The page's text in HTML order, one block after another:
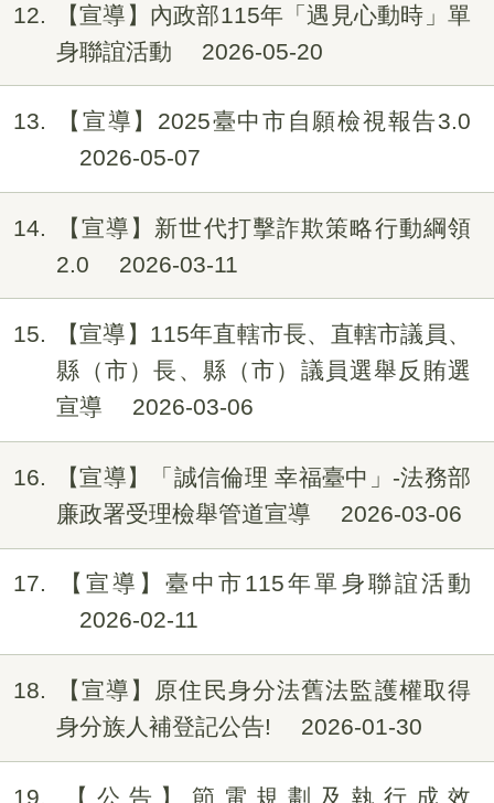
12
【宣導】內政部115年「遇見心動時」單
身聯誼活動
2026-05-20
13
【宣導】2025臺中市自願檢視報告3.0
2026-05-07
14
【宣導】新世代打擊詐欺策略行動綱領
2.0
2026-03-11
15
【宣導】115年直轄市長、直轄市議員、
縣（市）長、縣（市）議員選舉反賄選
宣導
2026-03-06
16
【宣導】「誠信倫理 幸福臺中」-法務部
廉政署受理檢舉管道宣導
2026-03-06
17
【宣導】臺中市115年單身聯誼活動
2026-02-11
18
【宣導】原住民身分法舊法監護權取得
身分族人補登記公告!
2026-01-30
19
【公告】節電規劃及執行成效